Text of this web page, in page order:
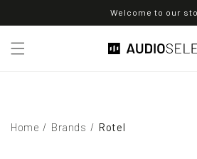
Welcome to our
Home / Brands / Rotel